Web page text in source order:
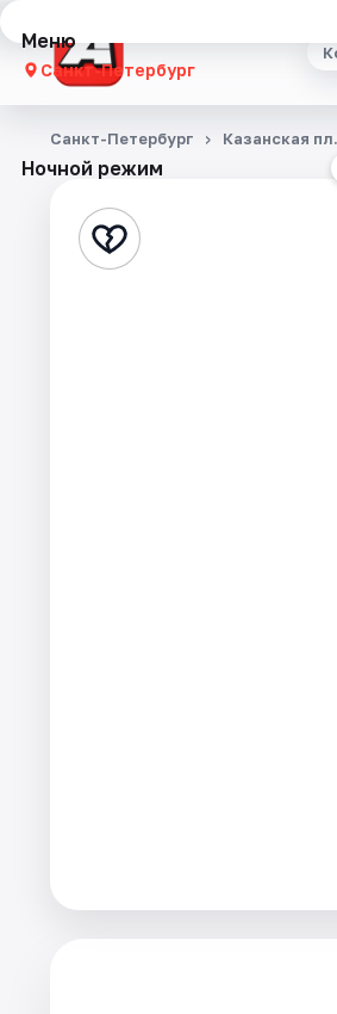
Меню
Санкт-Петербург
Концерты
Стендап
Ночной режим
Санкт-Петербург Казанская пл.